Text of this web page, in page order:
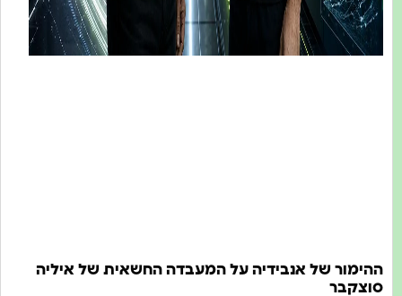
של אנבידיה על המעבדה החשאית של איליה